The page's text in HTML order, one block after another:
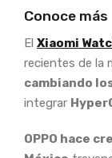
Conoce más
El Xiaomi
recientes de la
cambiando
integrar
OPPO hace